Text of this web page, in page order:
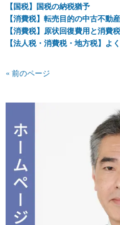
【国税】国税の納税猶予
【消費税】転売目的の中古不動
【消費税】原状回復費用と消費
【法人税・消費税・地方税】よ
« 前のページ